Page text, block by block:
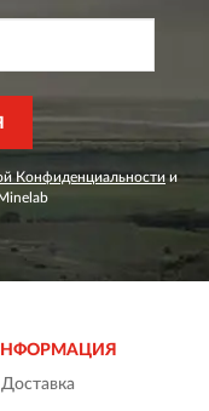
Конфиденциальности и
Доставка